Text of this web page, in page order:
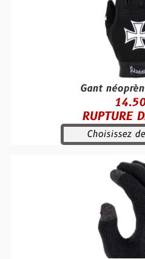
Gant
RUPTURE
Choisissez